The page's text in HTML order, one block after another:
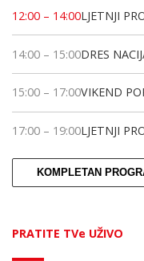
12:00 – 14:00LJETNJI
14:00 – 15:00DRES
15:00 – 17:00VIKEND
17:00 – 19:00LJETNJI
KOMPLETAN
PRATITE TVe UŽIVO